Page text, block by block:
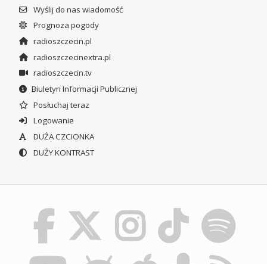
Wyślij do nas wiadomość
Prognoza pogody
radioszczecin.pl
radioszczecinextra.pl
radioszczecin.tv
Biuletyn Informacji Publicznej
Posłuchaj teraz
Logowanie
DUŻA CZCIONKA
DUŻY KONTRAST